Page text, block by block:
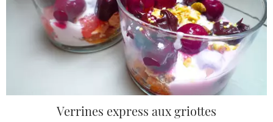
Verrines express aux griottes